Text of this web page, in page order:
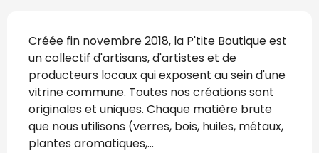
Créée fin novembre 2018, la P'tite Boutique est
un collectif d'artisans, d'artistes et de
producteurs locaux qui exposent au sein d'une
vitrine commune. Toutes nos créations sont
originales et uniques. Chaque matière brute
que nous utilisons (verres, bois, huiles, métaux,
plantes aromatiques,...